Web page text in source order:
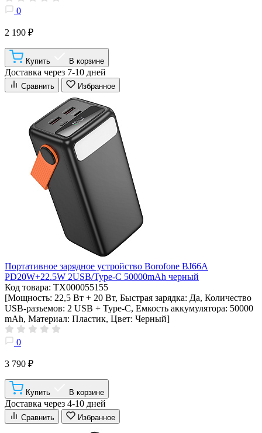
0
2 190 ₽
Купить В корзине
Доставка через 7-10 дней
Сравнить Избранное
Портативное зарядное устройство Borofone BJ66A
PD20W+22.5W 2USB/Type-C 50000mAh черный
Код товара: ТХ000055155
[Мощность: 22,5 Вт + 20 Вт, Быстрая зарядка: Да, Количество
USB-разъемов: 2 USB + Type-C, Емкость аккумулятора: 50000
mAh, Материал: Пластик, Цвет: Черный]
0
3 790 ₽
Купить В корзине
Доставка через 4-10 дней
Сравнить Избранное